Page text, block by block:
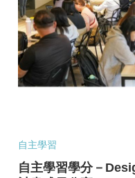
自主學習
自主學習學分－